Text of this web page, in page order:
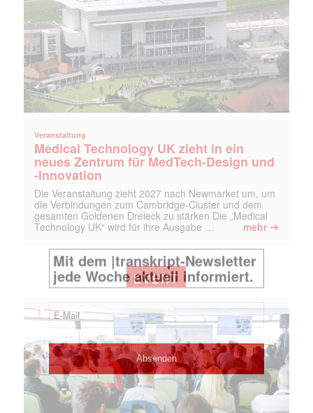
Veranstaltung
Medical Technology UK zieht in ein
neues Zentrum für MedTech-Design und
-Innovation
Die Veranstaltung zieht 2027 nach Newmarket um, um
die Verbindungen zum Cambridge-Cluster und dem
gesamten Goldenen Dreieck zu stärken Die „Medical
Technology UK“ wird für ihre Ausgabe …
mehr ➔
EVENT